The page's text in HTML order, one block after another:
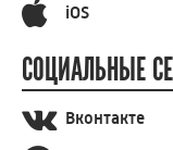
iOS
СОЦИАЛЬНЫЕ
Вконтакте